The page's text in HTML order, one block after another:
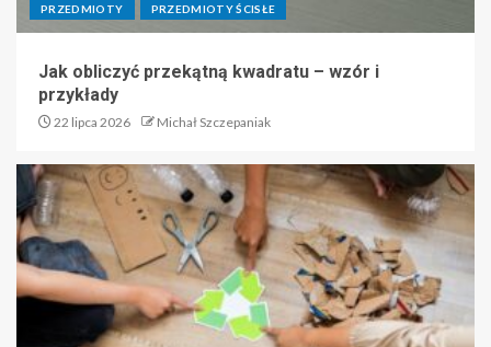
PRZEDMIOTY PRZEDMIOTY ŚCISŁE
Jak obliczyć przekątną kwadratu – wzór i
przykłady
22 lipca 2026 Michał Szczepaniak